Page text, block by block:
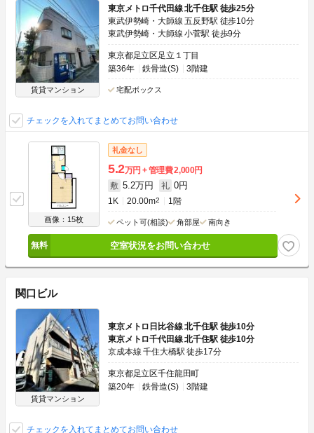
賃貸マンション
東京メトロ千代田線 北千住駅 徒歩25分
東武伊勢崎・大師線 五反野駅 徒歩10分
東武伊勢崎・大師線 小菅駅 徒歩9分
東京都足立区足立１丁目
築36年
鉄骨造(S) 3階建
宅配ボックス
チェックを入れてまとめてお問い合わせ
画像：15枚
礼金なし
5.2万円 管理費2,000円
敷 5.2万円 礼 0円
1K 20.00m2 1階
ペット可(相談) 角部屋 南向き
空室状況をお問い合わせ
関口ビル
賃貸マンション
東京メトロ日比谷線 北千住駅 徒歩10分
東京メトロ千代田線 北千住駅 徒歩10分
京成本線 千住大橋駅 徒歩17分
東京都足立区千住龍田町
築20年
鉄骨造(S) 3階建
チェックを入れてまとめてお問い合わせ